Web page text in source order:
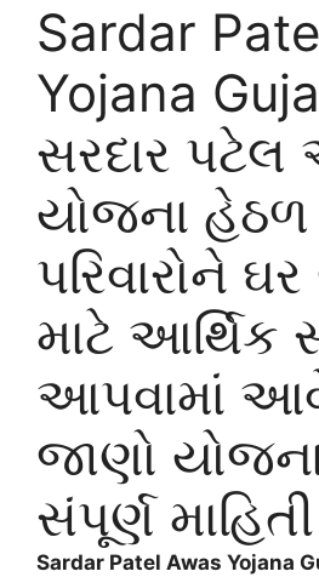
Sardar
Yojana
સરદાર
યોજના હેઠળ
પરિવારોને
માટે આર્થિક
આપવામાં
જાણો
સંપૂર્ણ માહિતી
Sardar Patel Awas Yojana